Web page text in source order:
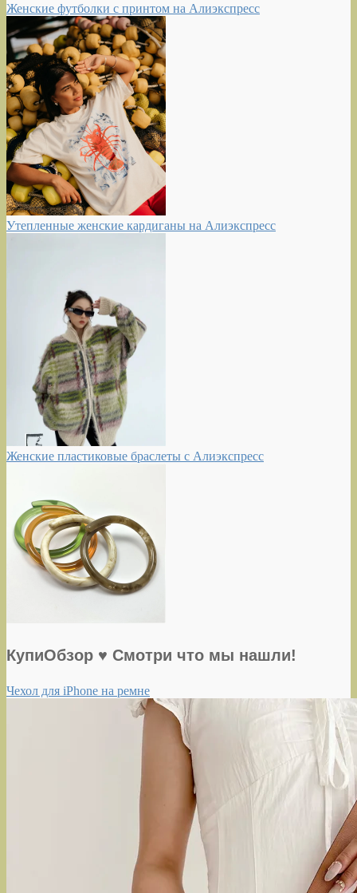
Женские футболки с принтом на Алиэкспресс
Утепленные женские кардиганы на Алиэкспресс
Женские пластиковые браслеты с Алиэкспресс
КупиОбзор ♥ Смотри что мы нашли!
Чехол для iPhone на ремне